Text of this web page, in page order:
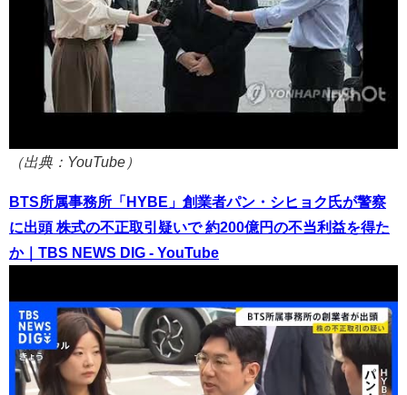
（出典：YouTube）
BTS所属事務所「HYBE」創業者パン・シヒョク氏が警察
に出頭 株式の不正取引疑いで 約200億円の不当利益を得た
か｜TBS NEWS DIG - YouTube